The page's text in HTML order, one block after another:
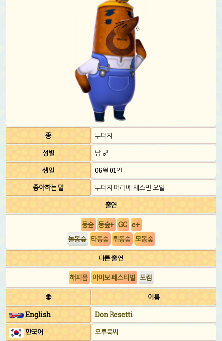
종
두더지
성별
남 ♂
생일
05월 01일
좋아하는 말
두더지 머리에 재스민 오일
출연
동숲 동숲+ GC e+
놀동숲 타동숲 튀동숲 모동숲
다른 출연
해피홈 아미보 페스티벌 포캠
🌐
이름
English
Don Resetti
한국어
오루묵씨